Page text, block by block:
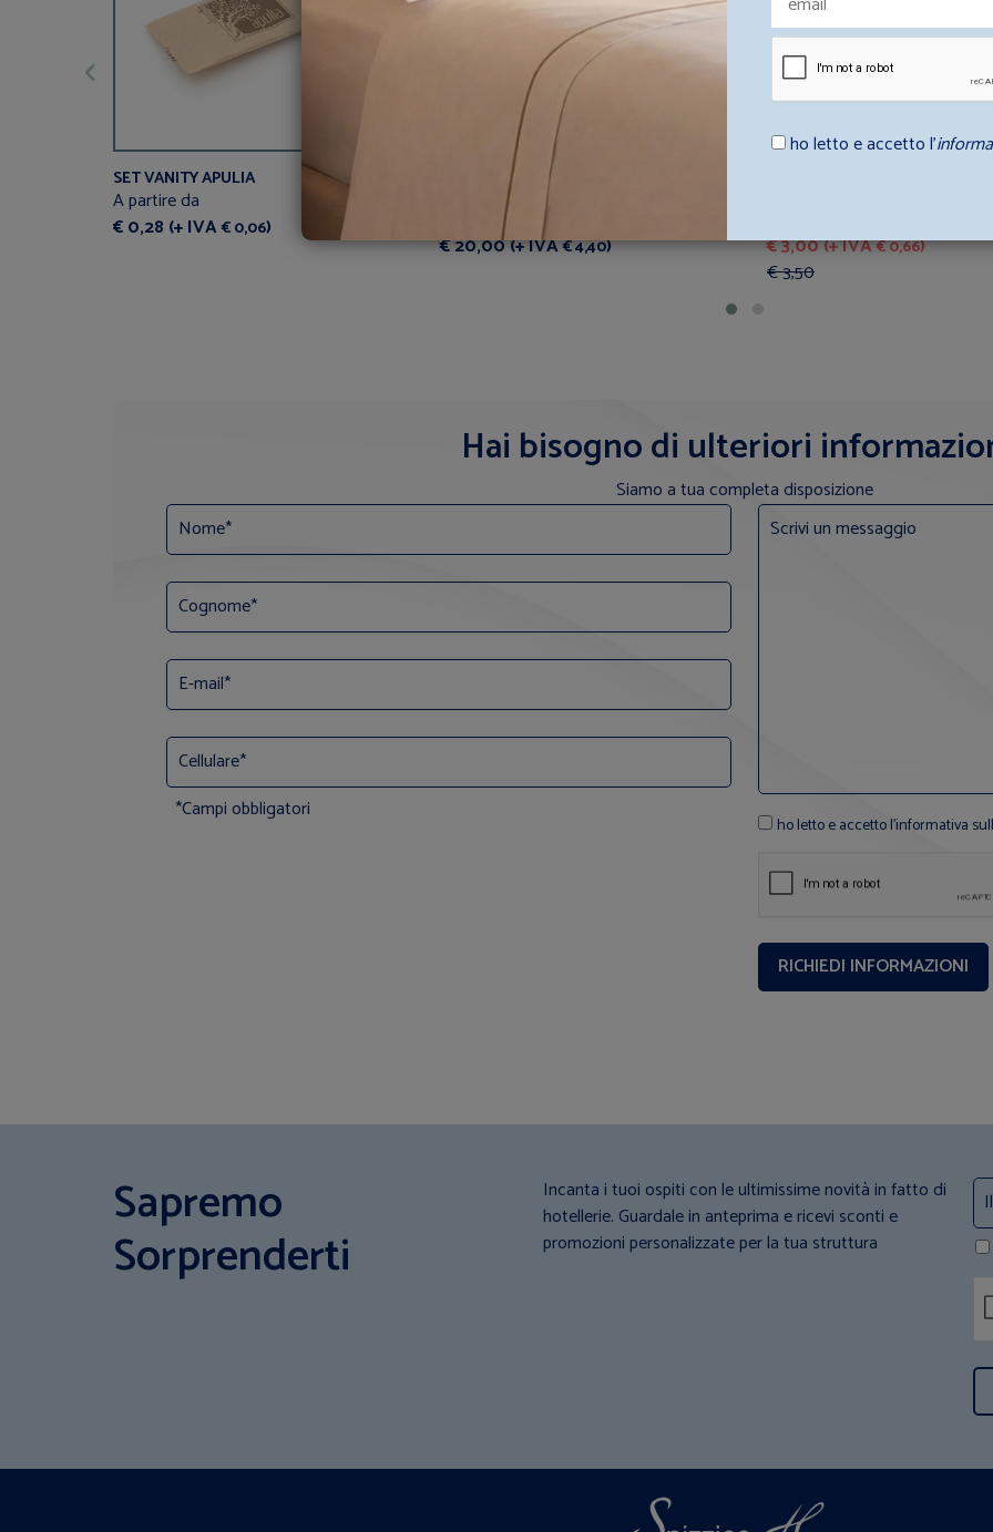
SET VANITY APULIA
A partire da
€ 0,28 (+ IVA€ 0,06)
DOCCIA SHAMPOO TANICA 5LT OLIO
A partire da
€ 20,00 (+ IVA€ 4,40)
€ 3,00 (+ IVA€ 0,66)
€ 3,50
Hai bisogno di ulteriori
Siamo a tua completa disposizione
*Campi obbligatori
ho letto e accetto l'informativa
Sapremo
Sorprenderti
Incanta i tuoi ospiti con le ultimissime novità in fatto di
hotellerie. Guardale in anteprima e ricevi sconti e
promozioni personalizzate per la tua struttura
ho letto e accetto l’